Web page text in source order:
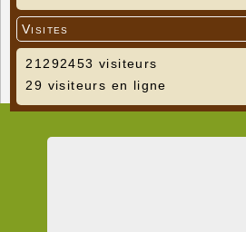
Visites
21292453 visiteurs
29 visiteurs en ligne